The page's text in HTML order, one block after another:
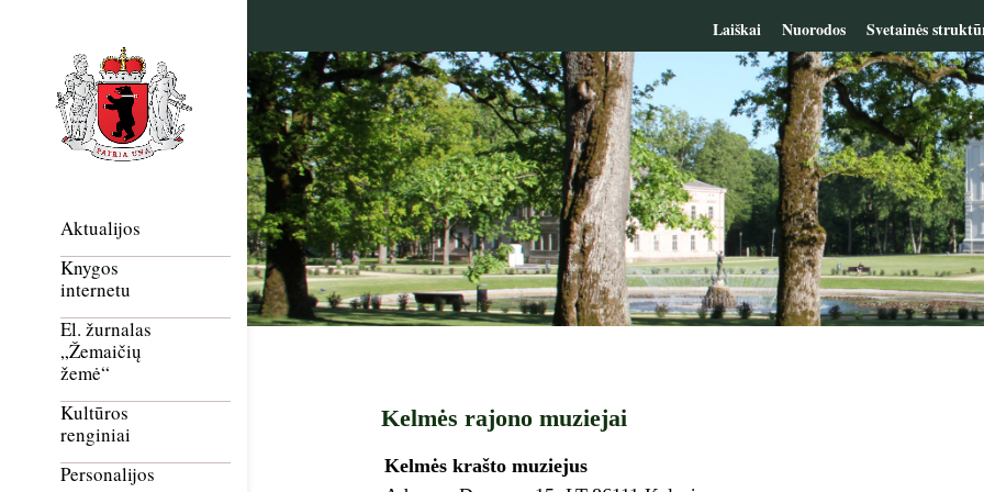
Laiškai Nuorodos Svetainės
Aktualijos
Knygos
internetu
El. žurnalas
„Žemaičių
žemė“
Kultūros
renginiai
Personalijos
Kelmės rajono muziejai
Kelmės krašto muziejus